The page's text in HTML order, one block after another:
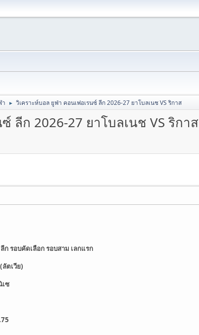
า ► วิเคราะห์บอล ยูฟ่า คอนเฟอเรนซ์ ลีก 2026-27 ยาโบลเนช VS ริกาส
ลีก 2026-27 ยาโบลเนช VS ริกาส
ก รอบคัดเลือก รอบสาม เลกแรก
ลัตเวีย)
เซ